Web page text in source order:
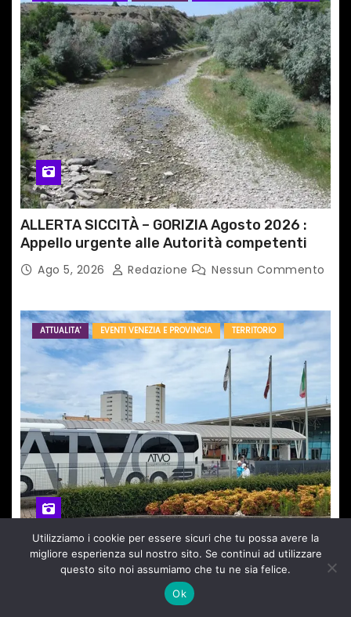
ALLERTA SICCITÀ – GORIZIA Agosto 2026 :
Appello urgente alle Autorità competenti
Ago 5, 2026 Redazione Nessun Commento
ATTUALITA' EVENTI VENEZIA E PROVINCIA TERRITORIO
TRASPORTO IN SICUREZZA, CONFERMATO IL
SERVIZIO PER LE NOTTI DI AGOSTO: DEFINITI
PERCORSI, FERMATE E ORARIO
Redazione
Utilizziamo i cookie per essere sicuri che tu possa avere la
migliore esperienza sul nostro sito. Se continui ad utilizzare
questo sito noi assumiamo che tu ne sia felice.
Ok